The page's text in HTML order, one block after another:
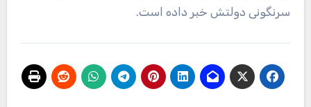
سرنگونی دولتش خبر داده است.